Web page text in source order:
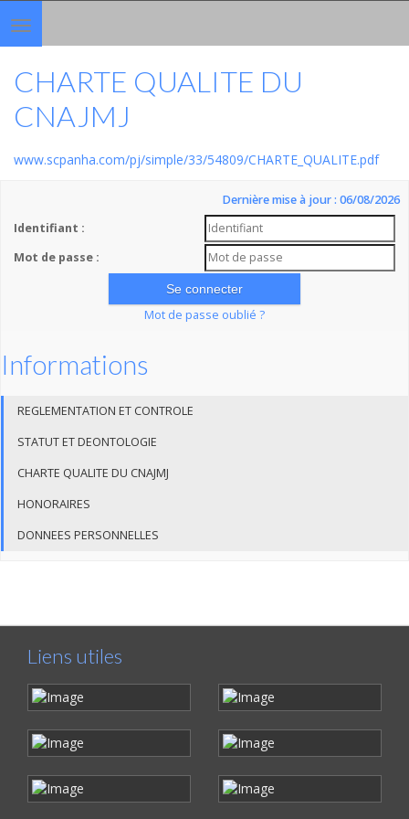
Toggle
navigation
CHARTE QUALITE DU
CNAJMJ
www.scpanha.com/pj/simple/33/54809/CHARTE_QUALITE.pdf
Dernière mise à jour : 06/08/2026
Identifiant :
Mot de passe :
Mot de passe oublié ?
Informations
REGLEMENTATION ET CONTROLE
STATUT ET DEONTOLOGIE
CHARTE QUALITE DU CNAJMJ
HONORAIRES
DONNEES PERSONNELLES
Liens utiles